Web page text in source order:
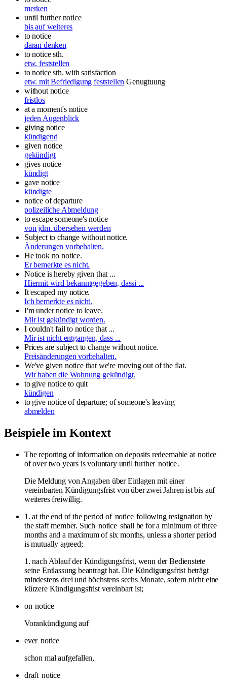
merken
until further notice
bis auf weiteres
to notice
daran denken
to notice sth.
etw. feststellen
to notice sth. with satisfaction
etw. mit Befriedigung feststellen Genugtuung
without notice
fristlos
at a moment's notice
jeden Augenblick
giving notice
kündigend
given notice
gekündigt
gives notice
kündigt
gave notice
kündigte
notice of departure
polizeiliche Abmeldung
to escape someone's notice
von jdm. übersehen werden
Subject to change without notice.
Änderungen vorbehalten.
He took no notice.
Er bemerkte es nicht.
Notice is hereby given that ...
Hiermit wird bekanntgegeben, dassi ...
It escaped my notice.
Ich bemerkte es nicht.
I'm under notice to leave.
Mir ist gekündigt worden.
I couldn't fail to notice that ...
Mir ist nicht entgangen, dass ...
Prices are subject to change without notice.
Preisänderungen vorbehalten.
We've given notice that we're moving out of the flat.
Wir haben die Wohnung gekündigt.
to give notice to quit
kündigen
to give notice of departure; of someone's leaving
abmelden
Beispiele im Kontext
The reporting of information on deposits redeemable at notice
of over two years is voluntary until further notice.
Die Meldung von Angaben über Einlagen mit einer
vereinbarten Kündigungsfrist von über zwei Jahren ist bis auf
weiteres freiwillig.
1. at the end of the period of notice following resignation by
the staff member. Such notice shall be for a minimum of three
months and a maximum of six months, unless a shorter period
is mutually agreed;
1. nach Ablauf der Kündigungsfrist, wenn der Bedienstete
seine Entlassung beantragt hat. Die Kündigungsfrist beträgt
mindestens drei und höchstens sechs Monate, sofern nicht eine
kürzere Kündigungsfrist vereinbart ist;
on notice
Vorankündigung auf
ever notice
schon mal aufgefallen,
draft notice